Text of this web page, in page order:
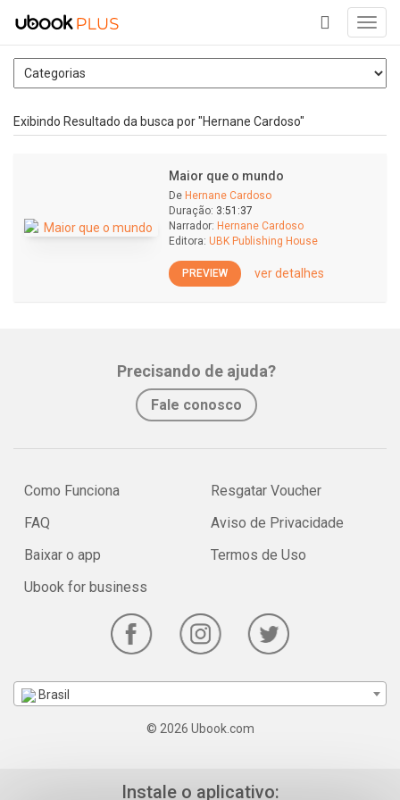
+
Exibindo Resultado da busca por "Hernane Cardoso"
Maior que o mundo
De Hernane Cardoso
Duração: 3:51:37
Narrador: Hernane Cardoso
Editora: UBK Publishing House
PREVIEW ver detalhes
Precisando de ajuda?
Fale conosco
Como Funciona
FAQ
Baixar o app
Ubook for business
Resgatar Voucher
Aviso de Privacidade
Termos de Uso
Brasil
© 2026 Ubook.com
Instale o aplicativo: